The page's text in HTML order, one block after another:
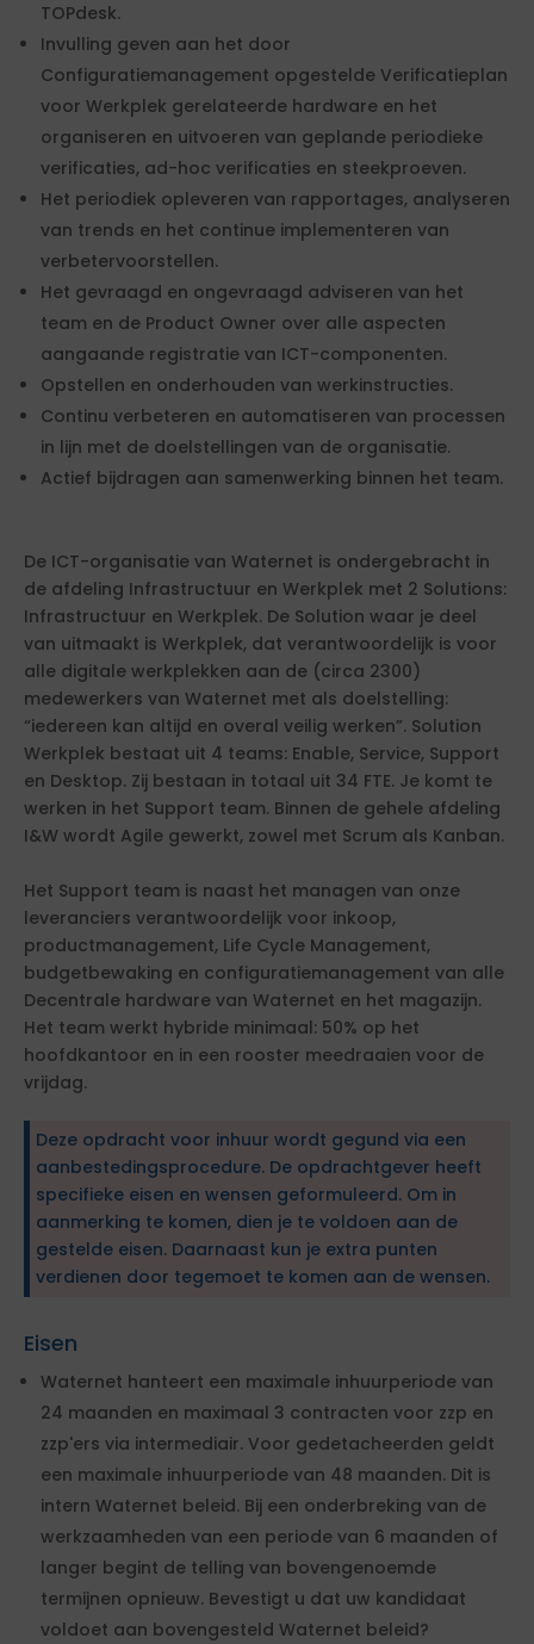
TOPdesk.
Invulling geven aan het door
Configuratiemanagement opgestelde Verificatieplan
voor Werkplek gerelateerde hardware en het
organiseren en uitvoeren van geplande periodieke
verificaties, ad-hoc verificaties en steekproeven.
Het periodiek opleveren van rapportages, analyseren
van trends en het continue implementeren van
verbetervoorstellen.
Het gevraagd en ongevraagd adviseren van het
team en de Product Owner over alle aspecten
aangaande registratie van ICT-componenten.
Opstellen en onderhouden van werkinstructies.
Continu verbeteren en automatiseren van processen
in lijn met de doelstellingen van de organisatie.
Actief bijdragen aan samenwerking binnen het team.
De ICT-organisatie van Waternet is ondergebracht in
de afdeling Infrastructuur en Werkplek met 2 Solutions:
Infrastructuur en Werkplek. De Solution waar je deel
van uitmaakt is Werkplek, dat verantwoordelijk is voor
alle digitale werkplekken aan de (circa 2300)
medewerkers van Waternet met als doelstelling:
“iedereen kan altijd en overal veilig werken”. Solution
Werkplek bestaat uit 4 teams: Enable, Service, Support
en Desktop. Zij bestaan in totaal uit 34 FTE. Je komt te
werken in het Support team. Binnen de gehele afdeling
I&W wordt Agile gewerkt, zowel met Scrum als Kanban.
Het Support team is naast het managen van onze
leveranciers verantwoordelijk voor inkoop,
productmanagement, Life Cycle Management,
budgetbewaking en configuratiemanagement van alle
Decentrale hardware van Waternet en het magazijn.
Het team werkt hybride minimaal: 50% op het
hoofdkantoor en in een rooster meedraaien voor de
vrijdag.
Deze opdracht voor inhuur wordt gegund via een
aanbestedingsprocedure. De opdrachtgever heeft
specifieke eisen en wensen geformuleerd. Om in
aanmerking te komen, dien je te voldoen aan de
gestelde eisen. Daarnaast kun je extra punten
verdienen door tegemoet te komen aan de wensen.
Eisen
Waternet hanteert een maximale inhuurperiode van
24 maanden en maximaal 3 contracten voor zzp en
zzp'ers via intermediair. Voor gedetacheerden geldt
een maximale inhuurperiode van 48 maanden. Dit is
intern Waternet beleid. Bij een onderbreking van de
werkzaamheden van een periode van 6 maanden of
langer begint de telling van bovengenoemde
termijnen opnieuw. Bevestigt u dat uw kandidaat
voldoet aan bovengesteld Waternet beleid?